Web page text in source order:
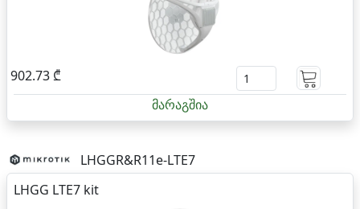
902.73 ₾
მარაგშია
LHGGR&R11e-LTE7
LHGG LTE7 kit